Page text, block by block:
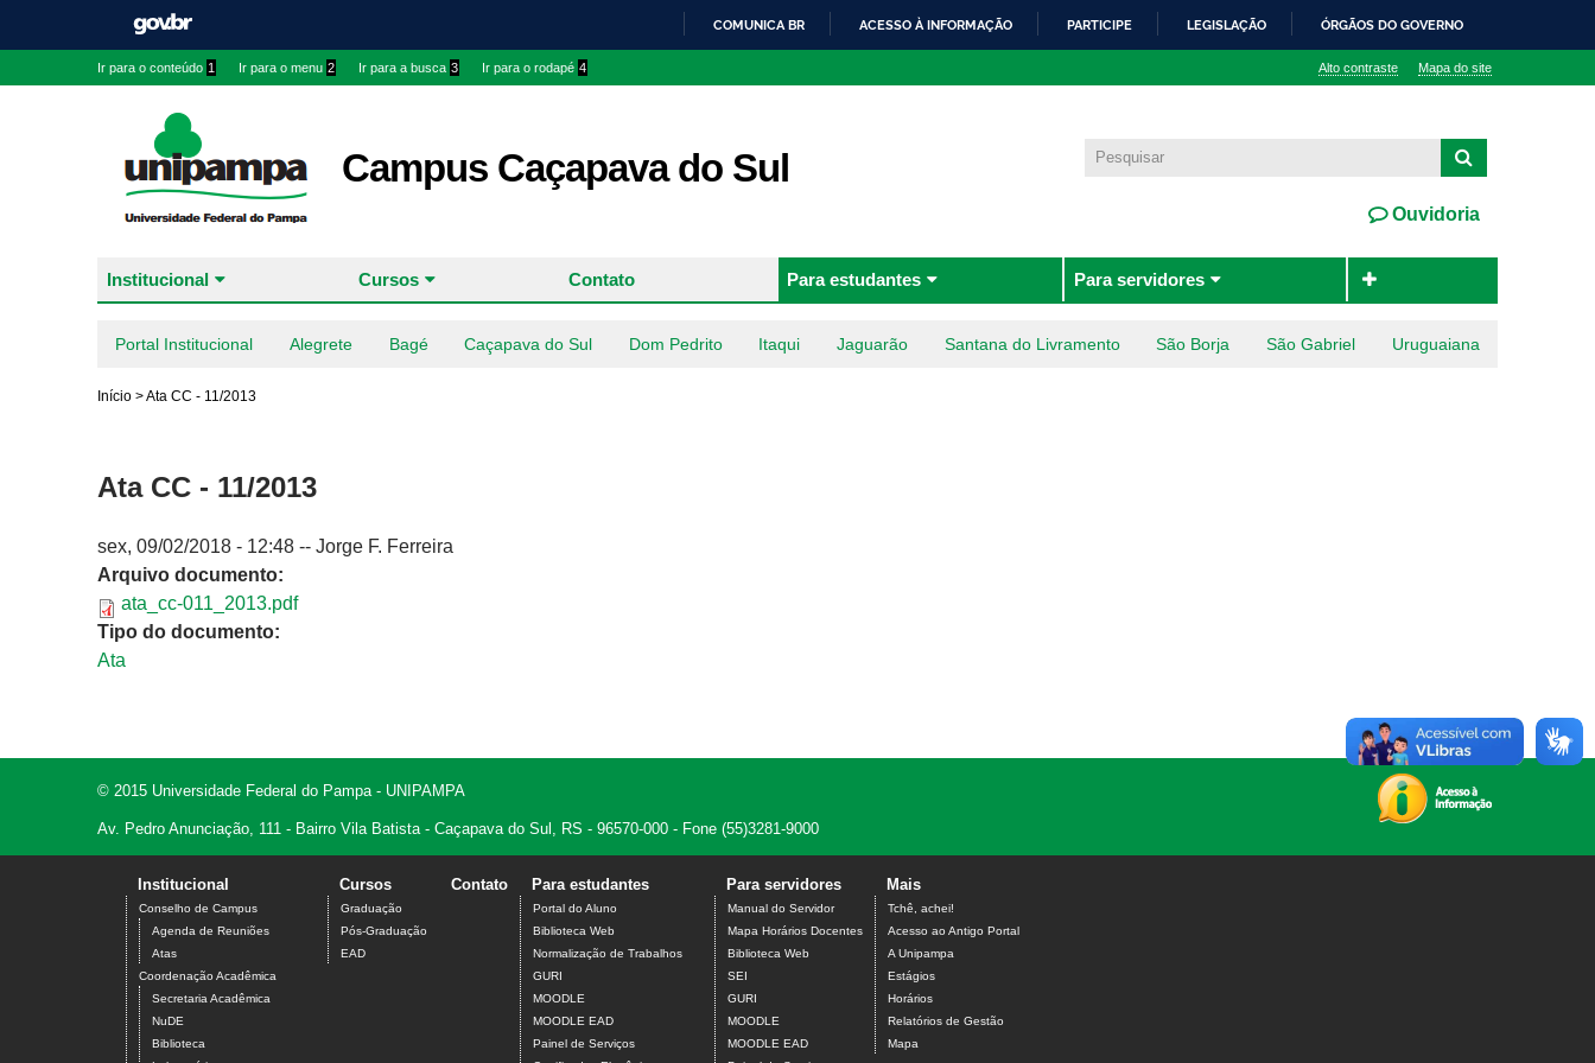
COMUNICA BR ACESSO À INFORMAÇÃO PARTICIPE LEGISLAÇÃO ÓRGÃOS DO GOVERNO
Ir para o conteúdo 1 Ir para o menu 2 Ir para a busca 3 Ir para o rodapé 4 Alto contraste Mapa do site
Campus Caçapava do Sul
Ouvidoria
Institucional Cursos Contato Para estudantes Para servidores
Portal Institucional Alegrete Bagé Caçapava do Sul Dom Pedrito Itaqui Jaguarão Santana do Livramento São Borja São Gabriel Uruguaiana
Início >Ata CC - 11/2013
Ata CC - 11/2013
sex, 09/02/2018 - 12:48 -- Jorge F. Ferreira
Arquivo documento:
ata_cc-011_2013.pdf
Tipo do documento:
Ata
© 2015 Universidade Federal do Pampa - UNIPAMPA
Av. Pedro Anunciação, 111 - Bairro Vila Batista - Caçapava do Sul, RS - 96570-000 - Fone (55)3281-9000
Institucional
Conselho de Campus
Agenda de Reuniões
Atas
Coordenação Acadêmica
Secretaria Acadêmica
NuDE
Biblioteca
Cursos
Graduação
Pós-Graduação
EAD
Contato Para estudantes
Portal do Aluno
Biblioteca Web
Normalização de Trabalhos
GURI
MOODLE
MOODLE EAD
Painel de Serviços
Para servidores
Manual do Servidor
Mapa Horários Docentes
Biblioteca Web
SEI
GURI
MOODLE
MOODLE EAD
Mais
Tchê, achei!
Acesso ao Antigo Portal
A Unipampa
Estágios
Horários
Relatórios de Gestão
Mapa